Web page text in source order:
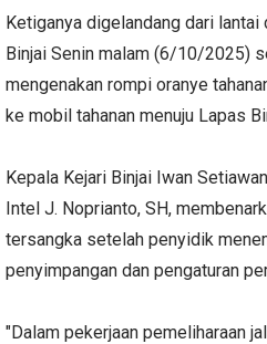
Ketiganya digelandang dari lantai
Binjai Senin malam (6/10/2025)
mengenakan rompi oranye
ke mobil tahanan menuju Lapas
Kepala Kejari Binjai Iwan
Intel J. Noprianto, SH,
tersangka setelah penyidik
penyimpangan dan pengaturan
"Dalam pekerjaan pemeliharaan